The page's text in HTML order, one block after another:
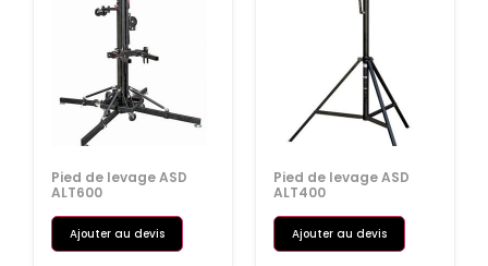
Pied de levage ASD
ALT600
Ajouter au devis
Pied de levage ASD
ALT400
Ajouter au devis